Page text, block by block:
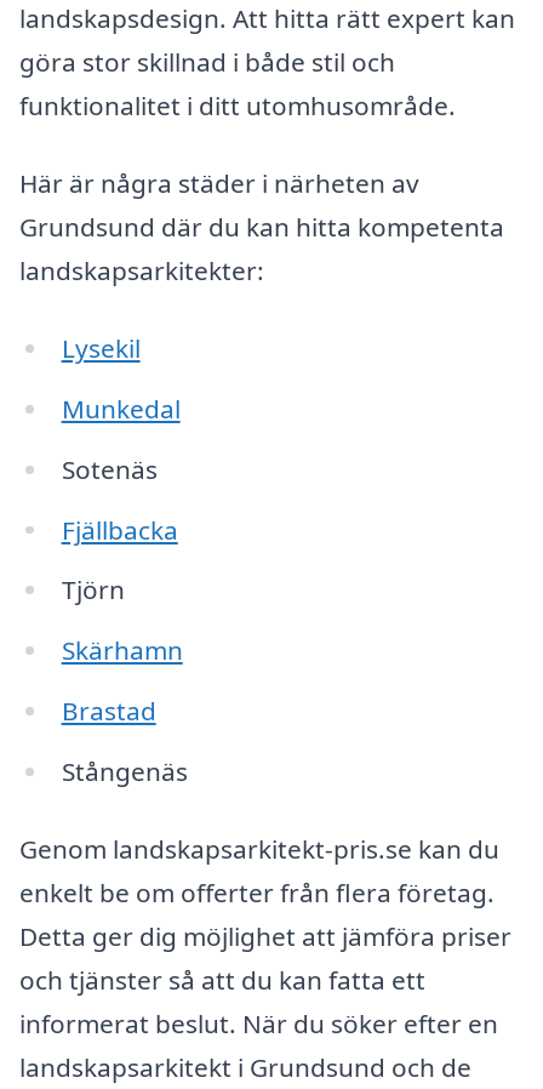
landskapsdesign. Att hitta rätt expert kan
göra stor skillnad i både stil och
funktionalitet i ditt utomhusområde.
Här är några städer i närheten av
Grundsund där du kan hitta kompetenta
landskapsarkitekter:
Lysekil
Munkedal
Sotenäs
Fjällbacka
Tjörn
Skärhamn
Brastad
Stångenäs
Genom landskapsarkitekt-pris.se kan du
enkelt be om offerter från flera företag.
Detta ger dig möjlighet att jämföra priser
och tjänster så att du kan fatta ett
informerat beslut. När du söker efter en
landskapsarkitekt i Grundsund och de